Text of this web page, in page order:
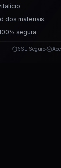
dos materiais
segura
SSL Seguro